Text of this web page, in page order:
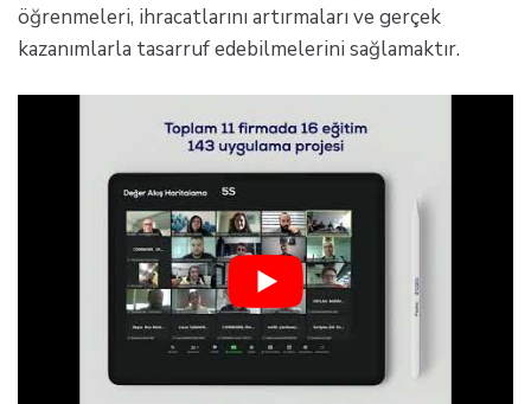
öğrenmeleri, ihracatlarını artırmaları ve gerçek
kazanımlarla tasarruf edebilmelerini sağlamaktır.